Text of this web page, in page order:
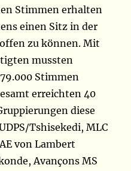
Stimmen erhalten
einen Sitz in der
zu können. Mit
mussten
Stimmen
erreichten 40
diese
Tshisekedi, MLC
von Lambert
Avançons MS